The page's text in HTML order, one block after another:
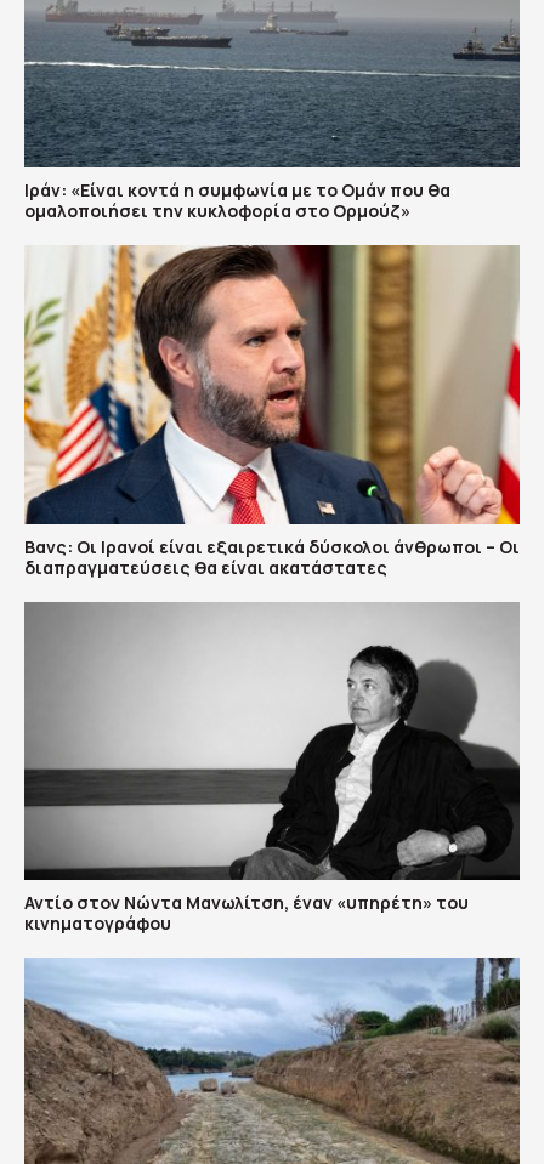
Ιράν: «Είναι κοντά η συμφωνία με το Ομάν που θα
ομαλοποιήσει την κυκλοφορία στο Ορμούζ»
Βανς: Οι Ιρανοί είναι εξαιρετικά δύσκολοι άνθρωποι – Οι
διαπραγματεύσεις θα είναι ακατάστατες
Αντίο στον Νώντα Μανωλίτση, έναν «υπηρέτη» του
κινηματογράφου